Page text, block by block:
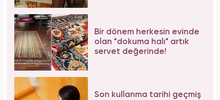
Bir dönem herkesin evinde
olan "dokuma halı" artık
servet değerinde!
Son kullanma tarihi geçmiş